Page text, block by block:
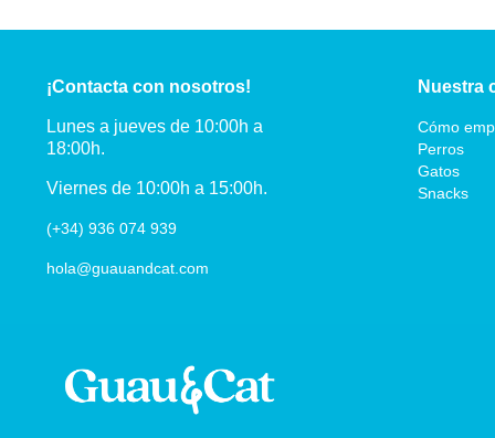
¡Contacta con nosotros!
Lunes a jueves de 10:00h a
18:00h.
Viernes de 10:00h a 15:00h.
(+34) 936 074 939
hola@guauandcat.com
Nuestra
Cómo
Perros
Gatos
Snacks